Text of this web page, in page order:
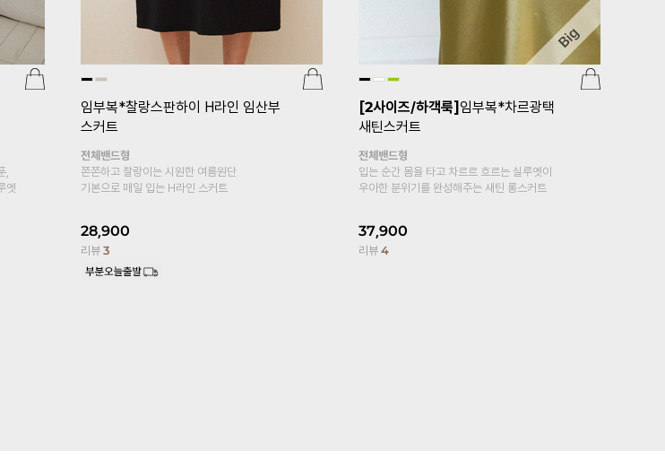
[홀릭텐션/코트나/2기장/임부레깅
스][S-made]임부복*2TYPE홀릭
텐션코트나 임산부레깅스
두겹복대형
쫀득한 텐션감에 반할듯 *.*
13,500
리뷰4
산부속바지
복대형
부들부들 차르르 레이온 소재로
피부에 자극없는 바디감~
리뷰1,425